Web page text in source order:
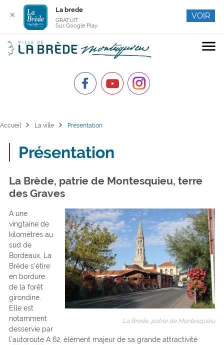
menu
Accueil chevron_right La ville chevron_right Présentation
Présentation
La Brède, patrie de Montesquieu, terre
des Graves
La Brède, patrie de Montesquieu
A une
vingtaine de
kilomètres au
sud de
Bordeaux, La
Brède s’étire
en bordure
de la forêt
girondine.
Elle est
notamment
desservie par
l’autoroute A 62, élément majeur de sa grande attractivité
✕
La brede
GRATUIT
Sur Google Play
VOIR